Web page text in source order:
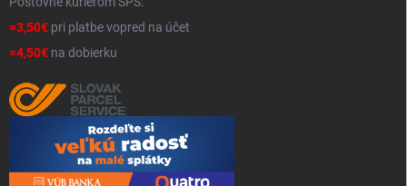
=3,50€ pri platbe vopred na účet
=4,50€ na dobierku